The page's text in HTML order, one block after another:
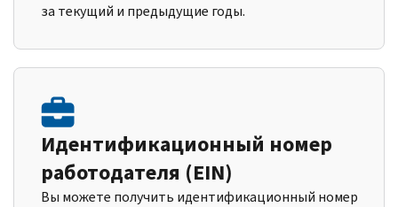
за текущий и предыдущие годы.
Идентификационный номер
работодателя (EIN)
Вы можете получить идентификационный номер